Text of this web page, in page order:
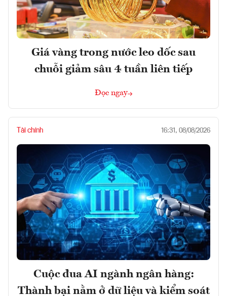
Giá vàng trong nước leo dốc sau
chuỗi giảm sâu 4 tuần liên tiếp
Đọc ngay
Tài chính 16:31, 08/08/2026
Cuộc đua AI ngành ngân hàng:
Thành bại nằm ở dữ liệu và kiểm soát